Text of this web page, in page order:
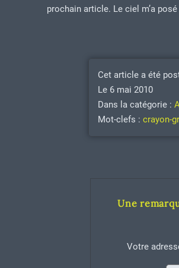
prochain article. Le ciel m’a
Cet article a été
Le 6 mai 2010
Dans la catégorie :
Mot-clefs : crayon-
Une
Votre